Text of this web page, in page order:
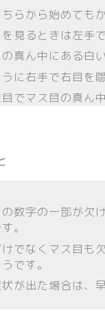
らから始めても
見るときは左手
真ん中にある白
に右手で右目を隠
でマス目の真ん
数字の一部が欠
。
でなくマス目も
です。
が出た場合は、